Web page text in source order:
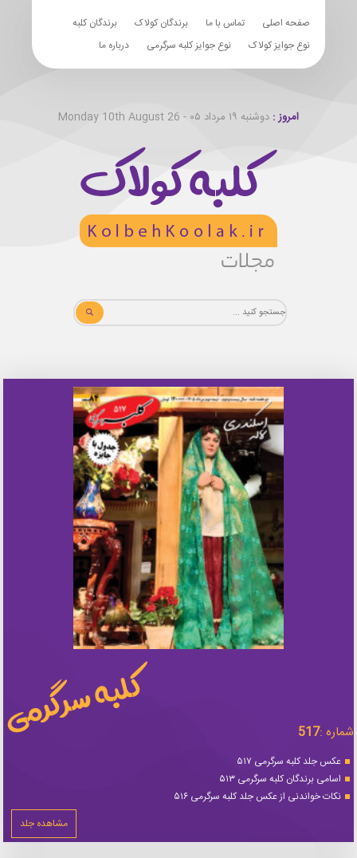
صفحه اصلی تماس با ما برندگان کولاک
برندگان کلبه
نوع جوایز کولاک
نوع جوایز کلبه سرگرمی درباره ما
امروز : دوشنبه ۱۹ مرداد ۰۵ - Monday 10th August 26
شماره :517
عکس جلد کلبه سرگرمی ۵۱۷
اسامی برندگان کلبه سرگرمی ۵۱۳
نکات خواندنی از عکس جلد کلبه سرگرمی ۵۱۶
مشاهده جلد